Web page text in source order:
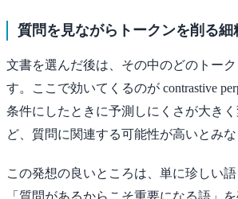
質問を見ながらトークンを削る細
文書を選んだ後は、その中のどのトー
す。ここで効いてくるのが contrastive
条件にしたときに予測しにくさが大き
ど、質問に関連する可能性が高いとみな
この発想の良いところは、単に珍しい語
「質問があるからこそ重要になる語」